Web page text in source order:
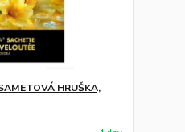
HRUŠKA,